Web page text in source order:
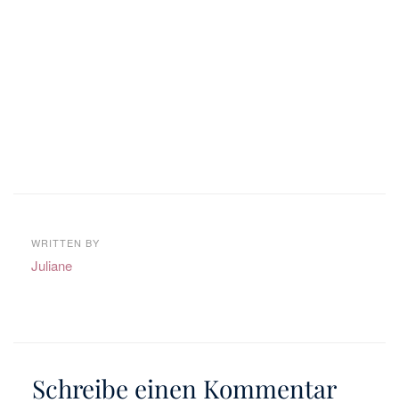
WRITTEN BY
Juliane
Schreibe einen Kommentar